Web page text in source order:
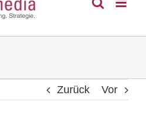
Zurück Vor